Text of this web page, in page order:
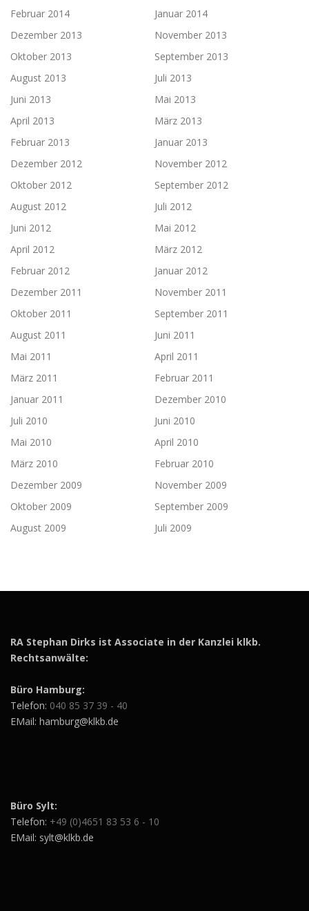
Februar 2014
Januar 2014
Dezember 2013
November 2013
Oktober 2013
September 2013
August 2013
Juli 2013
Juni 2013
Mai 2013
April 2013
März 2013
Februar 2013
Januar 2013
Dezember 2012
November 2012
Oktober 2012
September 2012
August 2012
Juli 2012
Juni 2012
Mai 2012
April 2012
März 2012
Februar 2012
Januar 2012
Dezember 2011
November 2011
Oktober 2011
September 2011
August 2011
Juni 2011
Mai 2011
April 2011
März 2011
Februar 2011
Januar 2011
Dezember 2010
Juli 2010
Juni 2010
Mai 2010
April 2010
März 2010
Februar 2010
Dezember 2009
November 2009
Oktober 2009
September 2009
August 2009
Juli 2009
RA Stephan Dirks ist Associate in der Kanzlei klkb.
Rechtsanwälte:
Büro Hamburg:
Telefon: 040 85 37 39 - 40
EMail: hamburg@klkb.de
Büro Sylt:
Telefon: +49 (0)4651 83 53 6 - 10
EMail: sylt@klkb.de